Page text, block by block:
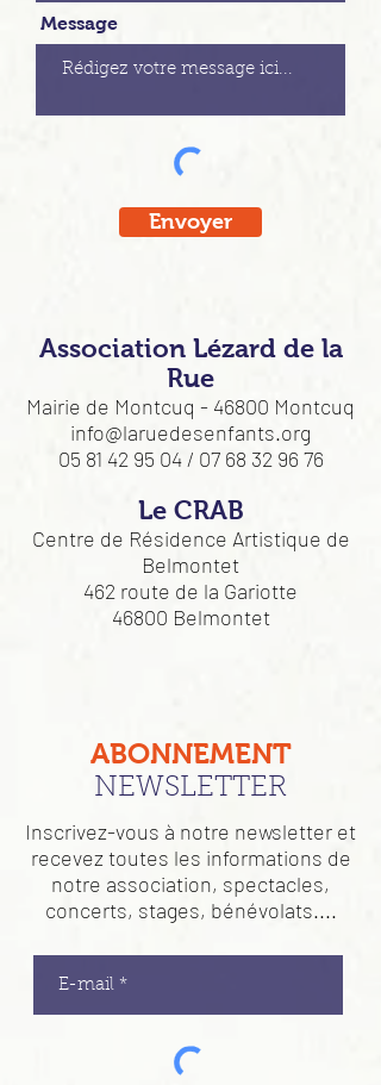
Message
Envoyer
Association Lézard de la
Rue
Mairie de Montcuq - 46800 Montcuq
info@laruedesenfants.org
05 81 42 95 04 / 07 68 32 96 76
Le CRAB
Centre de Résidence Artistique de
Belmontet
462 route de la Gariotte
46800 Belmontet
ABONNEMENT
NEWSLETTER
Inscrivez-vous à notre newsletter et
recevez toutes les informations de
notre association, spectacles,
concerts, stages, bénévolats....